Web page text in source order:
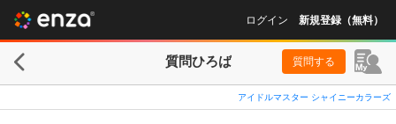
ログイン 新規登録（無料）
質問ひろば 質問する
アイドルマスター シャイニーカラーズ